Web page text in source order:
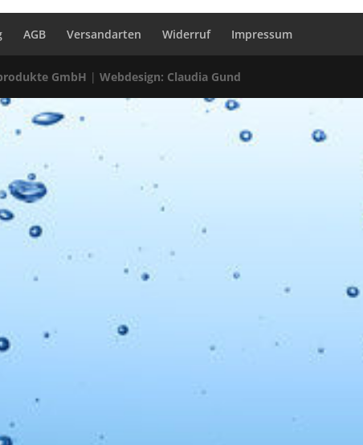
AGB Versandarten Widerruf Impressum
GmbH |Webdesign: Claudia Gund